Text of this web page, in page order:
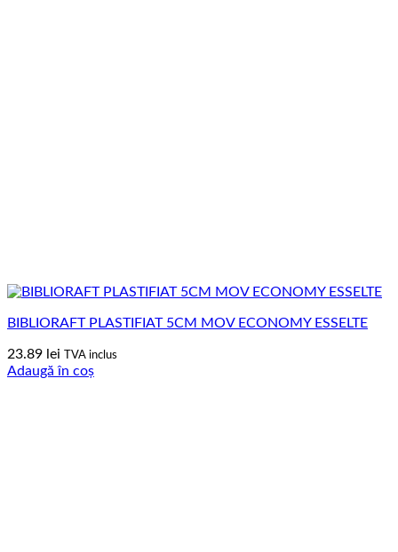
BIBLIORAFT PLASTIFIAT 5CM MOV ECONOMY ESSELTE
23.89 lei TVA inclus
Adaugă în coș